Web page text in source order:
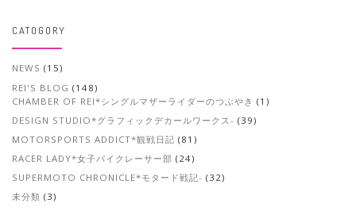
CATOGORY
NEWS (15)
REI'S BLOG (148)
CHAMBER OF REI*シングルマザーライダーのつぶやき (1)
DESIGN STUDIO*グラフィックデカールワークス- (39)
MOTORSPORTS ADDICT*観戦日記 (81)
RACER LADY*女子バイクレーサー部 (24)
SUPERMOTO CHRONICLE*モタード戦記- (32)
未分類 (3)